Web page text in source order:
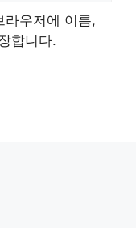
라우저에 이름,
합니다.